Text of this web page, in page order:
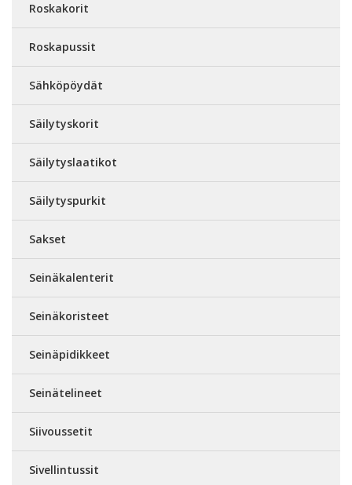
Roskakorit
Roskapussit
Sähköpöydät
Säilytyskorit
Säilytyslaatikot
Säilytyspurkit
Sakset
Seinäkalenterit
Seinäkoristeet
Seinäpidikkeet
Seinätelineet
Siivoussetit
Sivellintussit